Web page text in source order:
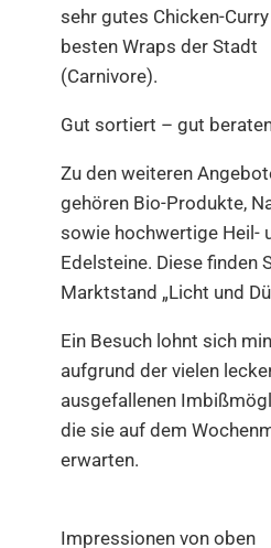
sehr gutes Chicken-
besten Wraps der Stadt
(Carnivore).
Gut sortiert – gut
Zu den weiteren
gehören Bio-Produkte,
sowie hochwertige Heil-
Edelsteine. Diese finden
Marktstand „Licht und
Ein Besuch lohnt sich
aufgrund der vielen
ausgefallenen
die sie auf dem
erwarten.
Impressionen von oben